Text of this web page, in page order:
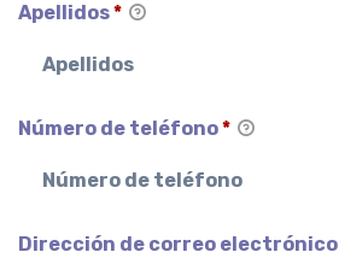
Apellidos*
Número de teléfono*
Dirección de correo electrónico